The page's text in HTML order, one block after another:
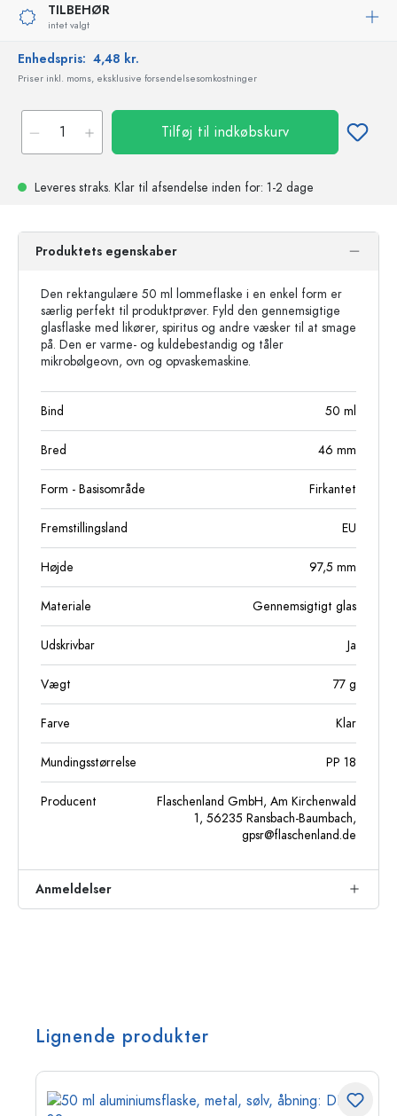
TILBEHØR
intet valgt
Enhedspris: 4,48 kr.
Priser inkl. moms, eksklusive forsendelsesomkostninger
Tilføj til indkøbskurv
Leveres straks. Klar til afsendelse inden for: 1-2 dage
Produktets egenskaber
Den rektangulære 50 ml lommeflaske i en enkel form er
særlig perfekt til produktprøver. Fyld den gennemsigtige
glasflaske med likører, spiritus og andre væsker til at smage
på. Den er varme- og kuldebestandig og tåler
mikrobølgeovn, ovn og opvaskemaskine.
Bind 50 ml
Bred 46 mm
Form - Basisområde Firkantet
Fremstillingsland EU
Højde 97,5 mm
Materiale Gennemsigtigt glas
Udskrivbar Ja
Vægt 77 g
Farve Klar
Mundingsstørrelse PP 18
Producent
Flaschenland GmbH, Am Kirchenwald
1, 56235 Ransbach-Baumbach,
gpsr@flaschenland.de
Anmeldelser
Lignende produkter